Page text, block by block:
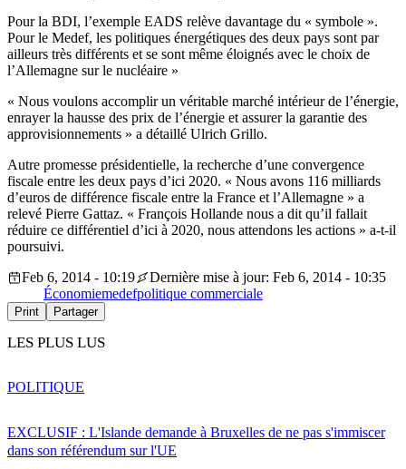
Pour la BDI, l’exemple EADS relève davantage du « symbole ».
Pour le Medef, les politiques énergétiques des deux pays sont par
ailleurs très différents et se sont même éloignés avec le choix de
l’Allemagne sur le nucléaire »
« Nous voulons accomplir un véritable marché intérieur de l’énergie,
enrayer la hausse des prix de l’énergie et assurer la garantie des
approvisionnements » a détaillé Ulrich Grillo.
Autre promesse présidentielle, la recherche d’une convergence
fiscale entre les deux pays d’ici 2020. « Nous avons 116 milliards
d’euros de différence fiscale entre la France et l’Allemagne » a
relevé Pierre Gattaz. « François Hollande nous a dit qu’il fallait
réduire ce différentiel d’ici à 2020, nous attendons les actions » a-t-il
poursuivi.
Feb 6, 2014 - 10:19
Dernière mise à jour: Feb 6, 2014 - 10:35
Économiemedefpolitique commerciale
Print Partager
LES PLUS LUS
EXCLUSIF : L'Islande demande à Bruxelles de ne pas s'immiscer
dans son référendum sur l'UE
POLITIQUE